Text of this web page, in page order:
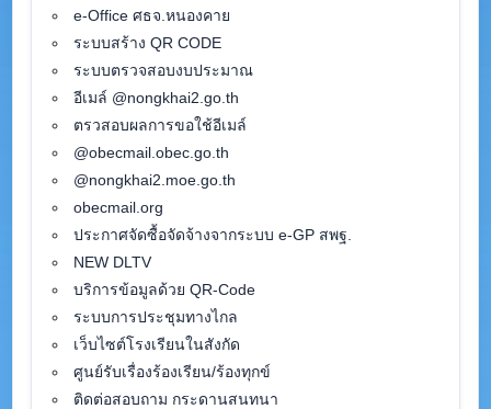
e-Office ศธจ.หนองคาย
ระบบสร้าง QR CODE
ระบบตรวจสอบงบประมาณ
อีเมล์ @nongkhai2.go.th
ตรวสอบผลการขอใช้อีเมล์
@obecmail.obec.go.th
@nongkhai2.moe.go.th
obecmail.org
ประกาศจัดซื้อจัดจ้างจากระบบ e-GP สพฐ.
NEW DLTV
บริการข้อมูลด้วย QR-Code
ระบบการประชุมทางไกล
เว็บไซต์โรงเรียนในสังกัด
ศูนย์รับเรื่องร้องเรียน/ร้องทุกข์
ติดต่อสอบถาม กระดานสนทนา